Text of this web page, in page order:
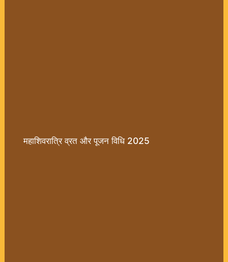
महाशिवरात्रि व्रत और पूजन विधि 2025